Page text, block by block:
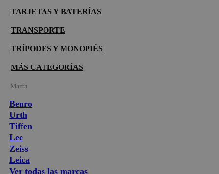
TARJETAS Y BATERÍAS
TRANSPORTE
TRÍPODES Y MONOPIÉS
MÁS CATEGORÍAS
Marca
Benro
Urth
Tiffen
Lee
Zeiss
Leica
Ver todas las marcas